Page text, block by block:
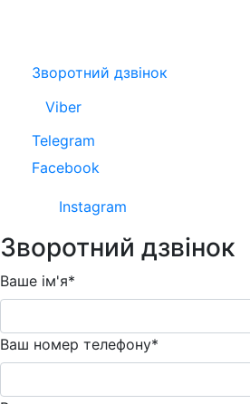
Зворотний дзвінок
Viber
Telegram
Facebook
Instagram
Зворотний дзвінок
Ваше ім'я*
Ваш номер телефону*